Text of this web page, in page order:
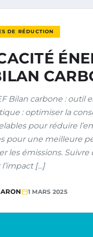
DE RÉDUCTION
Bilan carbone : outil
: optimiser la
pour réduire
pour une meilleure
les émissions.
[…]
1 MARS 2025